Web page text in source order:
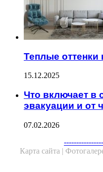
Теплые оттенки
15.12.2025
Что включает в
эвакуации и от
07.02.2026
Карта сайта |